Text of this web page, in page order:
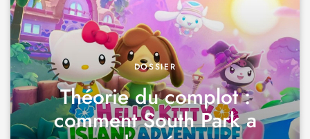
DOSSIER
Théorie du complot :
comment South Park a